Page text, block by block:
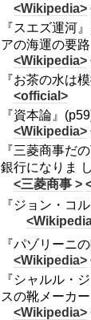
<Wikipedia>
『スエズ運河
アの海運の要路
<Wikipedia>
『お茶の水は
<official>
『資本論』
<Wikipedia>
『三菱商事だ
銀行になりま
<三菱商事 >
『ジョン・コ
『パゾリーニ
<Wikipedia>
『シャルル・
スの靴メーカー
<Wikipedia>